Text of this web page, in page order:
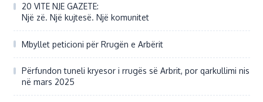
20 VITE NJE GAZETE:
Një zë. Një kujtesë. Një komunitet
Mbyllet peticioni për Rrugën e Arbërit
Përfundon tuneli kryesor i rrugës së Arbrit, por qarkullimi nis
në mars 2025